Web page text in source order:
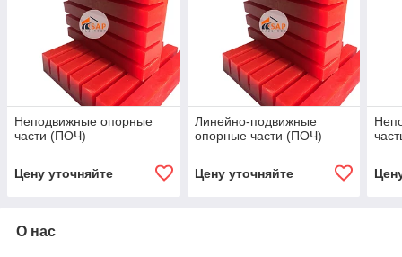
Неподвижные опорные
части (ПОЧ)
Цену уточняйте
Линейно-подвижные
опорные части (ПОЧ)
Цену уточняйте
О нас